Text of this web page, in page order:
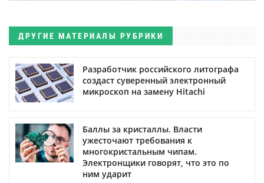
ДРУГИЕ МАТЕРИАЛЫ РУБРИКИ
Разработчик российского литографа
создаст суверенный электронный
микроскоп на замену Hitachi
Баллы за кристаллы. Власти
ужесточают требования к
многокристальным чипам.
Электронщики говорят, что это по
ним ударит